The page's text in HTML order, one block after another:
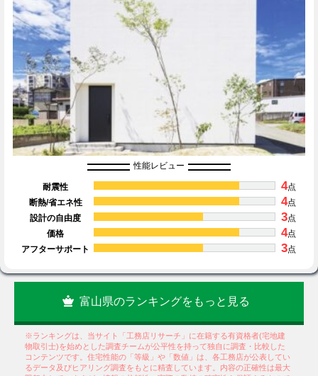
性能レビュー
耐震性 4点
断熱/省エネ性
4点
設計の自由度
3点
価格
4点
アフターサポート
3点
富山県のランキングをもっと見る
※ランキングは、当サイト「工務店リサーチ」に在籍する有資格者(宅地建
物取引士)を始めとした調査チームが公平性を持って独自に調査・比較した
コンテンツです。住宅性能の「等級」や「数値」は、各工務店が公表してい
るデータ及びヒアリング調査をもとに精査しています。内容の正確性は最大